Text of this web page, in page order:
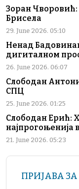
Зоран
Брисела
29. June 2026. 05:10
Ненад
дигиталном
26. June 2026. 06:07
Слободан
СПЦ
25. June 2026. 01:25
Слободан Ерић:
најпрогоњенија
21. June 2026. 05:23
ПРИЈАВА ЗА